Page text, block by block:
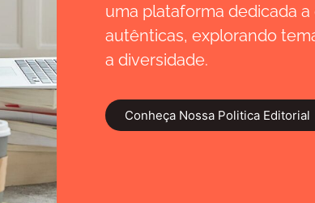
uma plataforma dedicada a
autênticas, explorando
a diversidade.
Conheça Nossa Politica Editorial